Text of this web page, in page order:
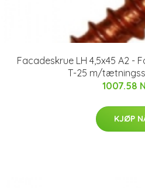
Facadeskrue LH 4,5x45 A2 -
T-25 m/
1007.58
KJØP